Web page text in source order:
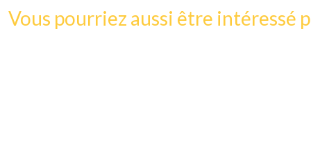
Vous pourriez aussi être intéressé